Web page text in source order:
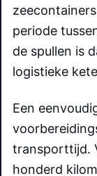
periode
de spullen is
logistieke
Een
transporttijd.
honderd